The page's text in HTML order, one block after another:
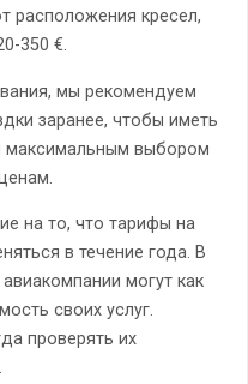
расположения кресел,
350 €.
мы рекомендуем
заранее, чтобы иметь
максимальным выбором
на то, что тарифы на
в течение года. В
могут как
своих услуг.
проверять их